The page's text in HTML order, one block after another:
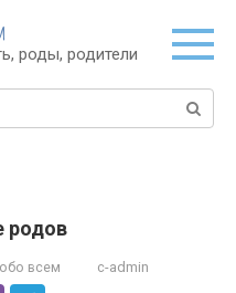
роды, родители
родов
всем c-admin